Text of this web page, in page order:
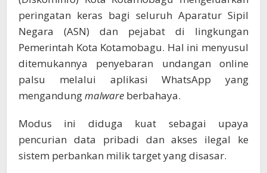
peringatan keras bagi seluruh Aparatur Sipil
Negara (ASN) dan pejabat di lingkungan
Pemerintah Kota Kotamobagu. Hal ini menyusul
ditemukannya penyebaran undangan online
palsu melalui aplikasi WhatsApp yang
mengandungmalware berbahaya.
Modus ini diduga kuat sebagai upaya
pencurian data pribadi dan akses ilegal ke
sistem perbankan milik target yang disasar.